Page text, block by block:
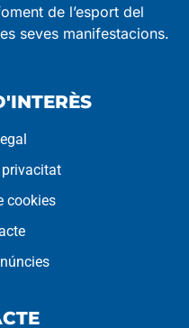
de l’esport del
seves manifestacions.
cookies